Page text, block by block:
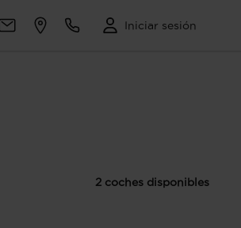
Iniciar sesión
2 coches disponibles